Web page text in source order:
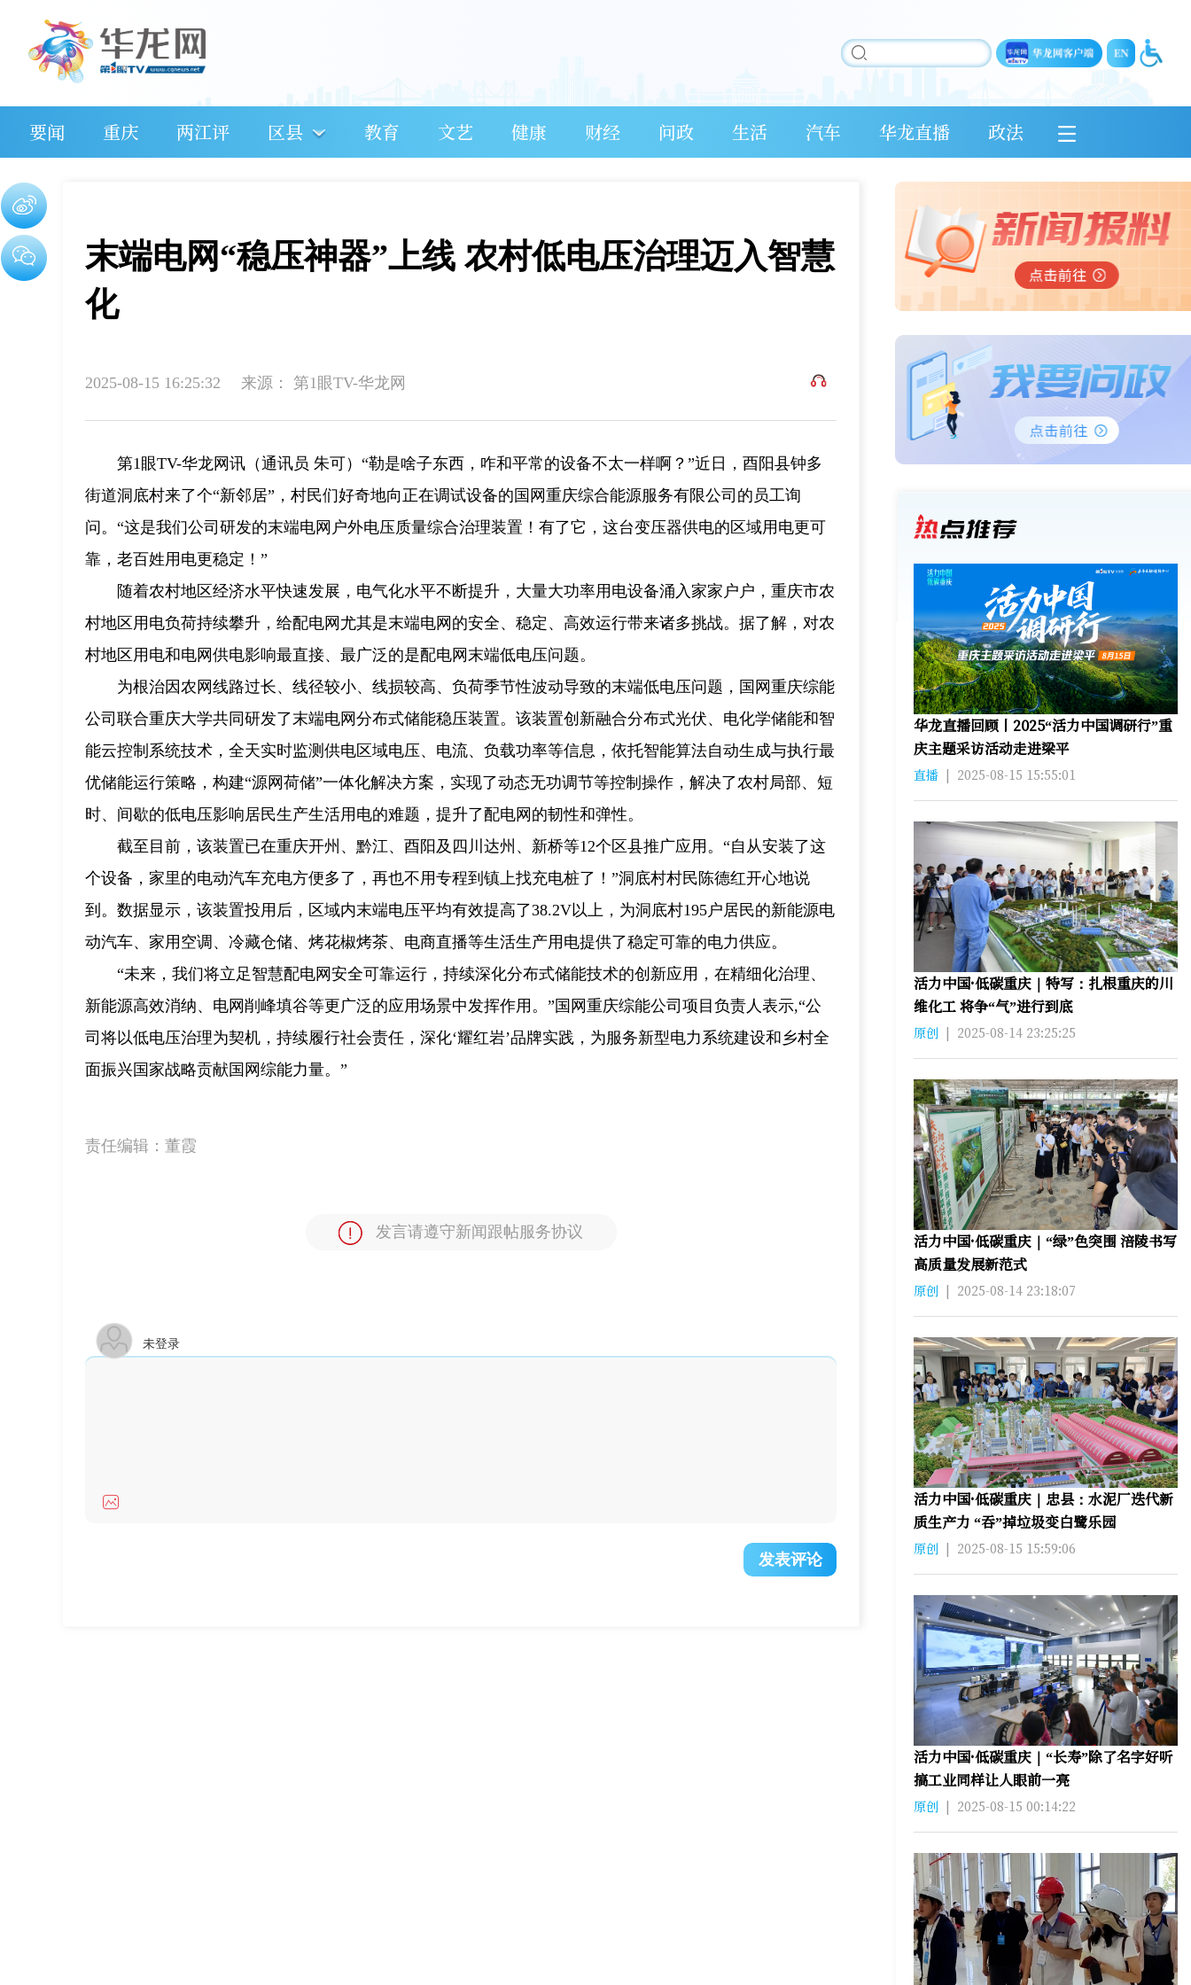
要闻 重庆 两江评 区县 教育 文艺 健康 财经 问政 生活 汽车 华龙直播 政法
末端电网“稳压神器”上线 农村低电压治理迈入智慧
化
2025-08-15 16:25:32 来源： 第1眼TV-华龙网
第1眼TV-华龙网讯（通讯员 朱可）“勒是啥子东西，咋和平常的设备不太一样啊？”近日，酉阳县钟多
街道洞底村来了个“新邻居”，村民们好奇地向正在调试设备的国网重庆综合能源服务有限公司的员工询
问。“这是我们公司研发的末端电网户外电压质量综合治理装置！有了它，这台变压器供电的区域用电更可
靠，老百姓用电更稳定！”
随着农村地区经济水平快速发展，电气化水平不断提升，大量大功率用电设备涌入家家户户，重庆市农
村地区用电负荷持续攀升，给配电网尤其是末端电网的安全、稳定、高效运行带来诸多挑战。据了解，对农
村地区用电和电网供电影响最直接、最广泛的是配电网末端低电压问题。
为根治因农网线路过长、线径较小、线损较高、负荷季节性波动导致的末端低电压问题，国网重庆综能
公司联合重庆大学共同研发了末端电网分布式储能稳压装置。该装置创新融合分布式光伏、电化学储能和智
能云控制系统技术，全天实时监测供电区域电压、电流、负载功率等信息，依托智能算法自动生成与执行最
优储能运行策略，构建“源网荷储”一体化解决方案，实现了动态无功调节等控制操作，解决了农村局部、短
时、间歇的低电压影响居民生产生活用电的难题，提升了配电网的韧性和弹性。
截至目前，该装置已在重庆开州、黔江、酉阳及四川达州、新桥等12个区县推广应用。“自从安装了这
个设备，家里的电动汽车充电方便多了，再也不用专程到镇上找充电桩了！”洞底村村民陈德红开心地说
到。数据显示，该装置投用后，区域内末端电压平均有效提高了38.2V以上，为洞底村195户居民的新能源电
动汽车、家用空调、冷藏仓储、烤花椒烤茶、电商直播等生活生产用电提供了稳定可靠的电力供应。
“未来，我们将立足智慧配电网安全可靠运行，持续深化分布式储能技术的创新应用，在精细化治理、
新能源高效消纳、电网削峰填谷等更广泛的应用场景中发挥作用。”国网重庆综能公司项目负责人表示,“公
司将以低电压治理为契机，持续履行社会责任，深化‘耀红岩’品牌实践，为服务新型电力系统建设和乡村全
面振兴国家战略贡献国网综能力量。”
责任编辑： 董霞
发言请遵守新闻跟帖服务协议
未登录
发表评论
华龙直播回顾丨2025“活力中国调研行”重
庆主题采访活动走进梁平
直播 | 2025-08-15 15:55:01
活力中国·低碳重庆｜特写：扎根重庆的川
维化工 将争“气”进行到底
原创 | 2025-08-14 23:25:25
活力中国·低碳重庆｜“绿”色突围 涪陵书写
高质量发展新范式
原创 | 2025-08-14 23:18:07
活力中国·低碳重庆｜忠县：水泥厂迭代新
质生产力 “吞”掉垃圾变白鹭乐园
原创 | 2025-08-15 15:59:06
活力中国·低碳重庆｜“长寿”除了名字好听
搞工业同样让人眼前一亮
原创 | 2025-08-15 00:14:22